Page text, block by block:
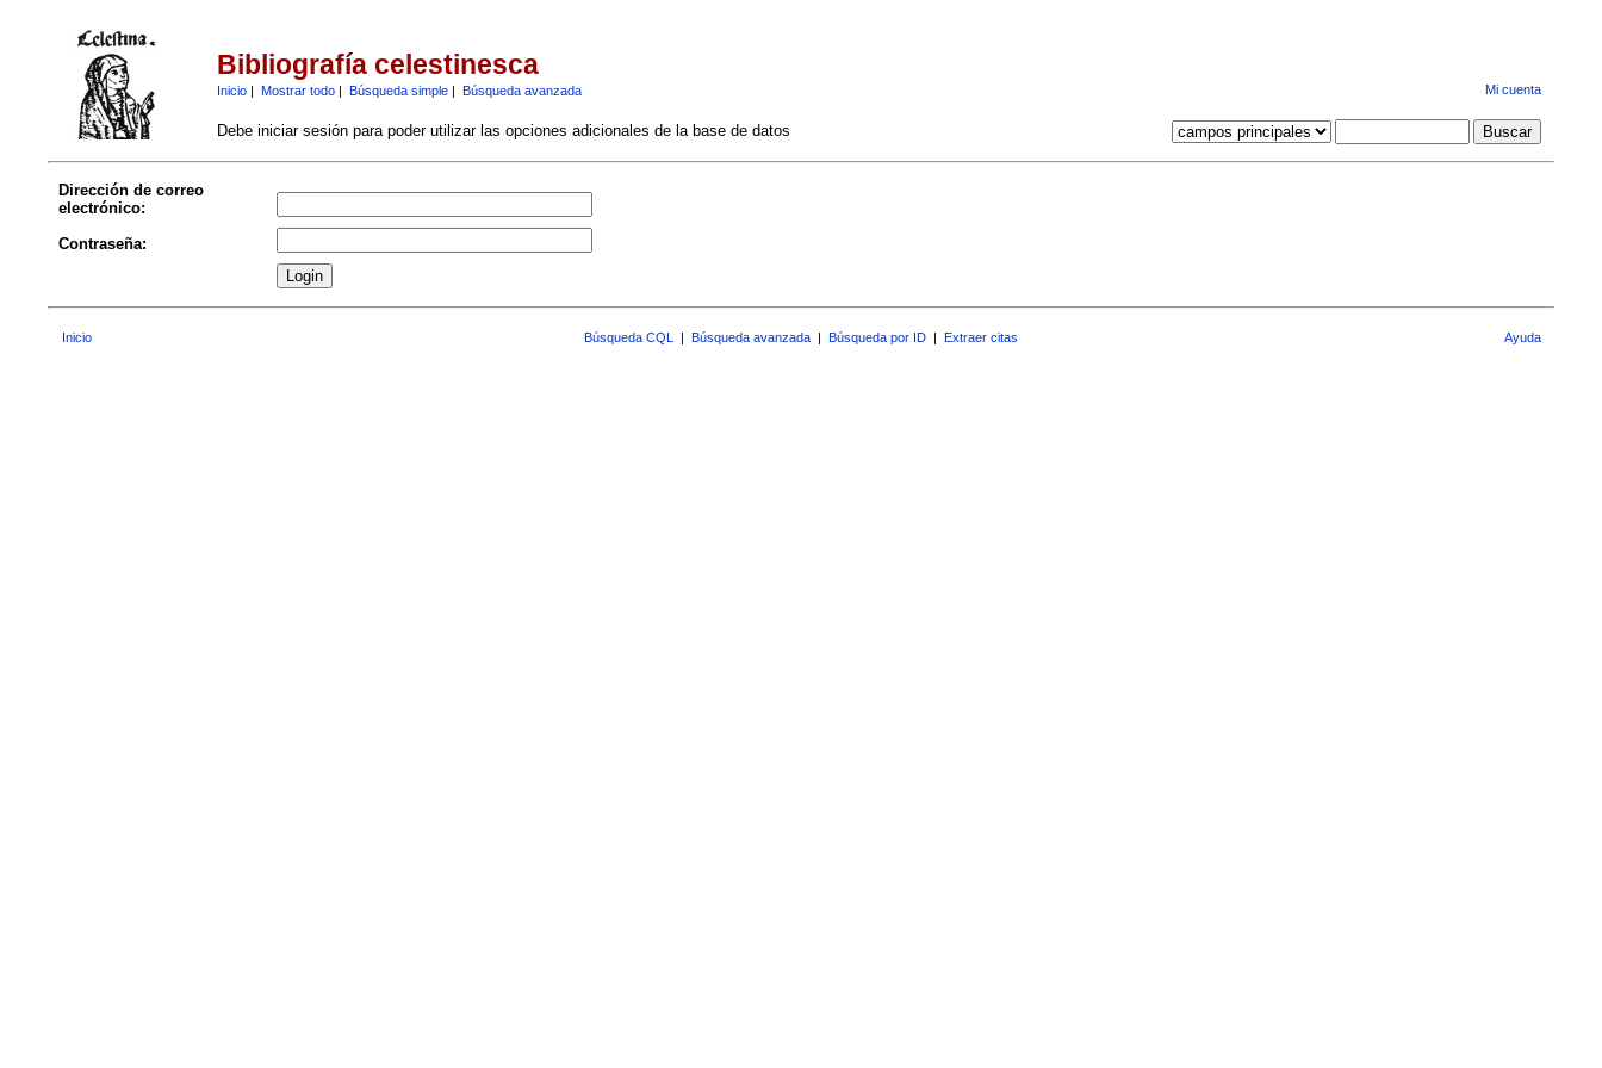
Bibliografía celestinesca
Inicio| Mostrar todo| Búsqueda simple| Búsqueda avanzada Mi cuenta
Debe iniciar sesión para poder utilizar las opciones adicionales de la base de datos
Dirección de correo
electrónico:
Contraseña:
Inicio Búsqueda CQL | Búsqueda avanzada | Búsqueda por ID | Extraer citas Ayuda